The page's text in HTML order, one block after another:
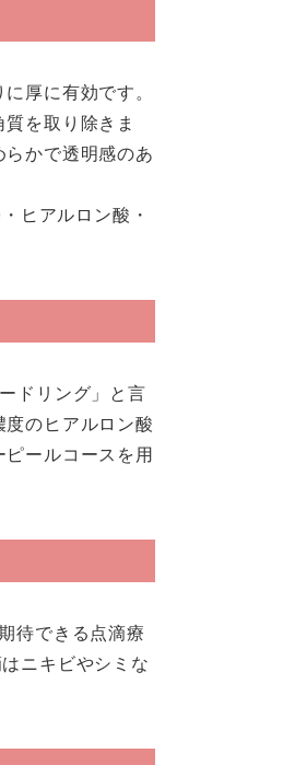
厚に有効です。
を取り除きま
かで透明感のあ
ヒアルロン酸・
ドリング」と言
のヒアルロン酸
ールコースを用
待できる点滴療
ニキビやシミな